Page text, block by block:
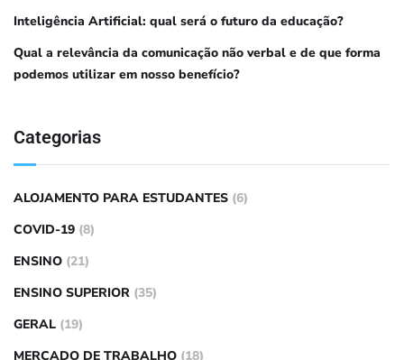
Inteligência Artificial: qual será o futuro da educação?
Qual a relevância da comunicação não verbal e de que forma
podemos utilizar em nosso benefício?
Categorias
ALOJAMENTO PARA ESTUDANTES (6)
COVID-19 (8)
ENSINO (21)
ENSINO SUPERIOR (35)
GERAL (19)
MERCADO DE TRABALHO (18)